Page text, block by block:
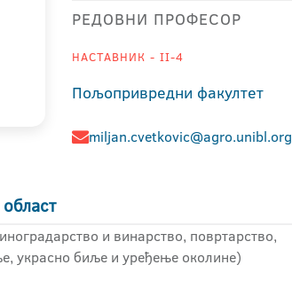
РЕДОВНИ ПРОФЕСОР
НАСТАВНИК - II-4
Пољопривредни факултет
miljan.cvetkovic@agro.unibl.org
и винарство, повртарство,
украсно биље и уређење околине)